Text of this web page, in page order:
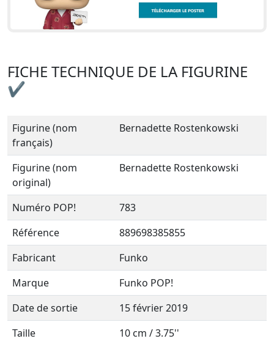
FICHE TECHNIQUE DE LA FIGURINE
✔
Figurine (nom
français)
Bernadette Rostenkowski
Figurine (nom
original)
Bernadette Rostenkowski
Numéro POP!
783
Référence
889698385855
Fabricant
Funko
Marque
Funko POP!
Date de sortie
15 février 2019
Taille
10 cm / 3.75''